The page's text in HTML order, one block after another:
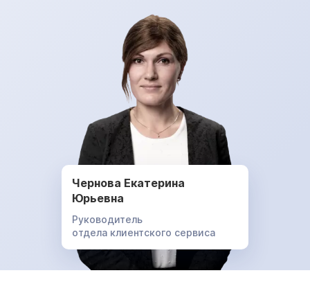
Чернова Екатерина
Юрьевна
Руководитель
отдела клиентского сервиса